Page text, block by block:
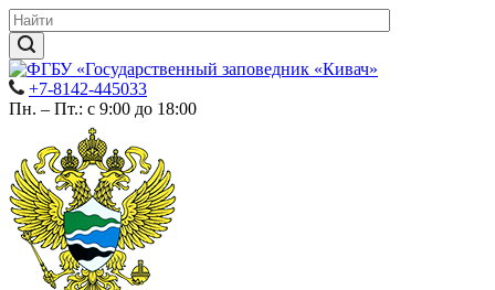
+7-8142-445033
Пн. – Пт.: с 9:00 до 18:00